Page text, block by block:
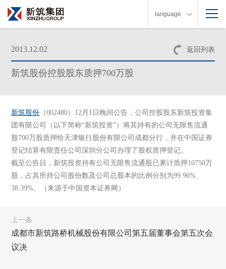
language
返回列表
2013.12.02
新筑股份控股股东质押700万股
新筑股份 （002480）12月1日晚间公告，公司控股股东新筑投资集
团有限公司（以下简称“新筑投资”）将其持有的公司无限售流通
股700万股质押给天津银行股份有限公司成都分行，并在中国证券
登记结算有限责任公司深圳分公司办理了股权质押登记。
截至公告日，新筑投资持有公司无限售流通股已累计质押10750万
股，占其所持公司股份数及公司总股本的比例分别为99.96%、
38.39%。（来源于中国资本证券网）
上一条
成都市新筑路桥机械股份有限公司第五届董事会第五次会
议决